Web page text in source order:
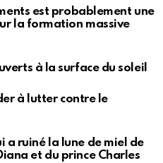
est probablement une
la formation massive
à la surface du soleil
à lutter contre le
a ruiné la lune de miel de
et du prince Charles